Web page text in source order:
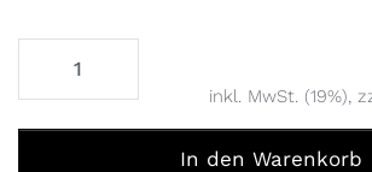
inkl. MwSt. (19%),
In den Warenkorb